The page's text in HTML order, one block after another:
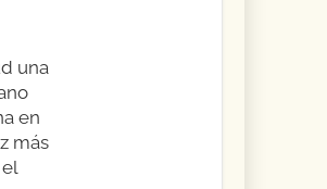
una
en
más